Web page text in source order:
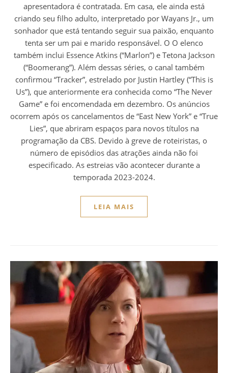
apresentadora é contratada. Em casa, ele ainda está
criando seu filho adulto, interpretado por Wayans Jr., um
sonhador que está tentando seguir sua paixão, enquanto
tenta ser um pai e marido responsável. O O elenco
também inclui Essence Atkins (“Marlon”) e Tetona Jackson
(“Boomerang”). Além dessas séries, o canal também
confirmou “Tracker”, estrelado por Justin Hartley (“This is
Us”), que anteriormente era conhecida como “The Never
Game” e foi encomendada em dezembro. Os anúncios
ocorrem após os cancelamentos de “East New York” e “True
Lies”, que abriram espaços para novos títulos na
programação da CBS. Devido à greve de roteiristas, o
número de episódios das atrações ainda não foi
especificado. As estreias vão acontecer durante a
temporada 2023-2024.
LEIA MAIS